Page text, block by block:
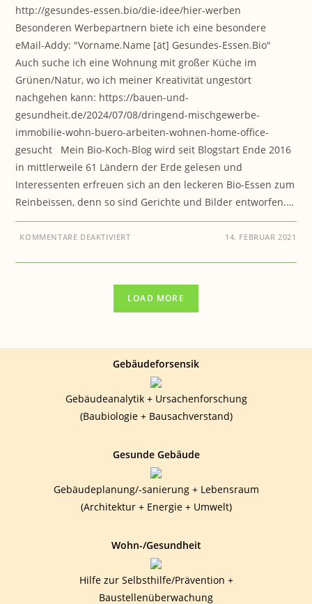
http://gesundes-essen.bio/die-idee/hier-werben
Besonderen Werbepartnern biete ich eine besondere
eMail-Addy: "Vorname.Name [ät] Gesundes-Essen.Bio"
Auch suche ich eine Wohnung mit großer Küche im
Grünen/Natur, wo ich meiner Kreativität ungestört
nachgehen kann: https://bauen-und-
gesundheit.de/2024/07/08/dringend-mischgewerbe-
immobilie-wohn-buero-arbeiten-wohnen-home-office-
gesucht Mein Bio-Koch-Blog wird seit Blogstart Ende 2016
in mittlerweile 61 Ländern der Erde gelesen und
Interessenten erfreuen sich an den leckeren Bio-Essen zum
Reinbeissen, denn so sind Gerichte und Bilder entworfen.…
KOMMENTARE DEAKTIVIERTFÜR
SUCHE
BESONDERE
14. FEBRUAR 2021
LOAD MORE
Gebäudeforsensik
Gebäudeanalytik + Ursachenforschung
(Baubiologie + Bausachverstand)
Gesunde Gebäude
Gebäudeplanung/-sanierung + Lebensraum
(Architektur + Energie + Umwelt)
Wohn-/Gesundheit
Hilfe zur Selbsthilfe/Prävention +
Baustellenüberwachung